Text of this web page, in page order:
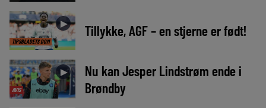
TIPSBLADETS DOM
► Tillykke, AGF – en stjerne er født!
AVIS
►
Nu kan Jesper Lindstrøm ende i
Brøndby